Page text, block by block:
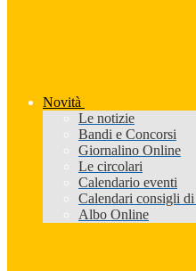
Novità
Le notizie
Bandi e Concorsi
Giornalino Online
Le circolari
Calendario eventi
Calendari consigli
Albo Online